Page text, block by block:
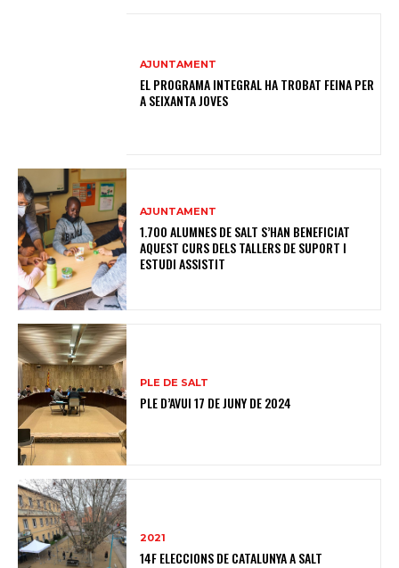
AJUNTAMENT
EL PROGRAMA INTEGRAL HA TROBAT FEINA PER
A SEIXANTA JOVES
AJUNTAMENT
1.700 ALUMNES DE SALT S’HAN BENEFICIAT
AQUEST CURS DELS TALLERS DE SUPORT I
ESTUDI ASSISTIT
PLE DE SALT
PLE D’AVUI 17 DE JUNY DE 2024
2021
14F ELECCIONS DE CATALUNYA A SALT